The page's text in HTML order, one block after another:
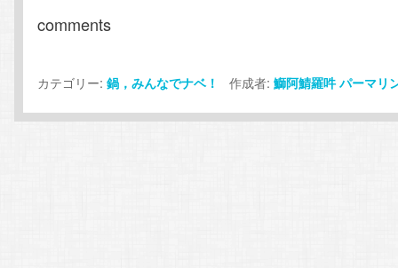
comments
カテゴリー:鍋，みんなでナベ！ 作成者:鰤阿鯖羅吽 パーマリ